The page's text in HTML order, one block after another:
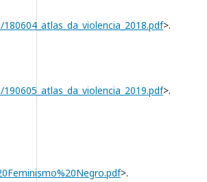
>.
>.
>.